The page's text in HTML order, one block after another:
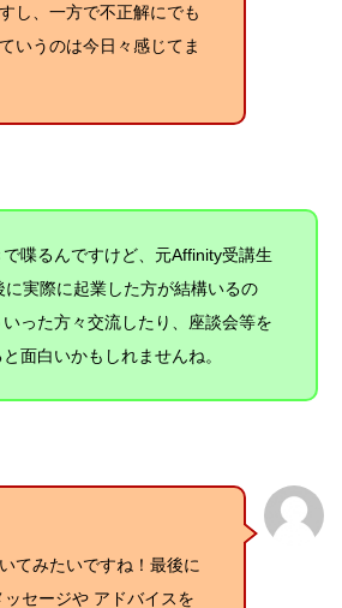
し、一方で不正解にでも
いうのは今日々感じてま
で喋るんですけど、元Affinity受講生
に実際に起業した方が結構いるの
いった方々交流したり、座談会等を
面白いかもしれませんね。
てみたいですね！最後に
セージや アドバイスを